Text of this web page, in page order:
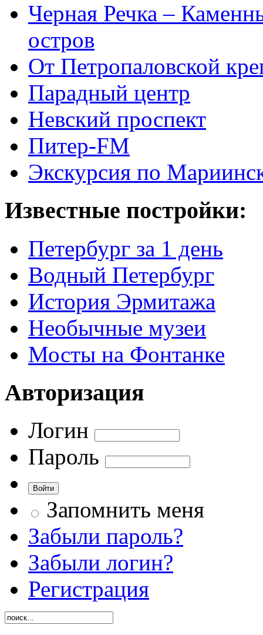
Черная Речка –
остров
От Петропаловской
Парадный центр
Невский проспект
Питер-FM
Экскурсия по
Известные постройки:
Петербург за 1 день
Водный Петербург
История Эрмитажа
Необычные музеи
Мосты на Фонтанке
Авторизация
Логин
Пароль
Запомнить меня
Забыли пароль?
Забыли логин?
Регистрация